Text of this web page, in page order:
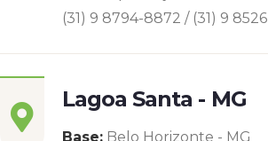
(31) 9 8794-8872 / (31) 9
Lagoa Santa - MG
Base: Belo Horizonte - MG